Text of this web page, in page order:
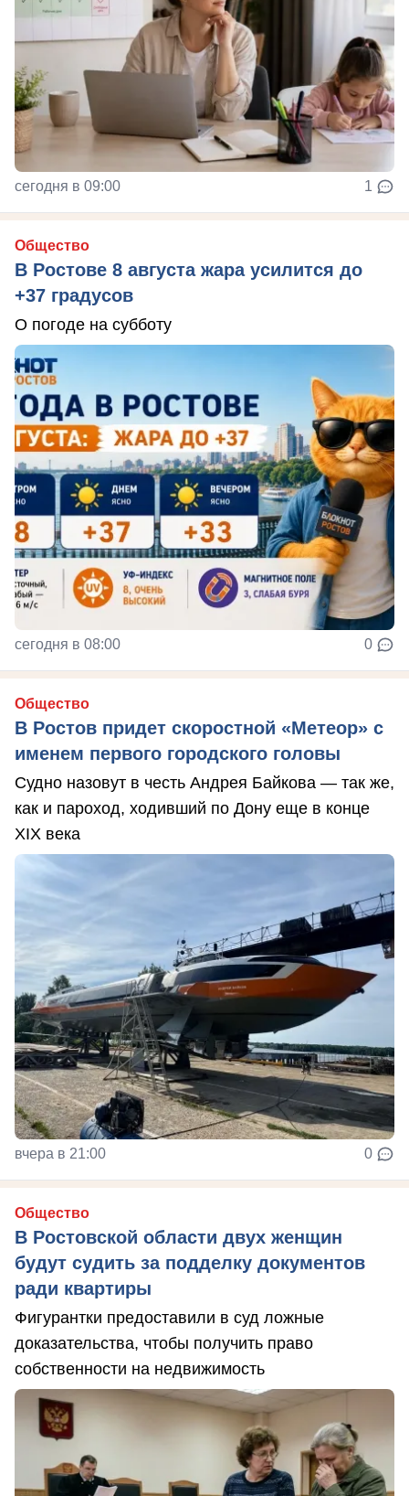
сегодня в 09:00 1
Общество
В Ростове 8 августа жара усилится до
+37 градусов
О погоде на субботу
сегодня в 08:00 0
Общество
В Ростов придет скоростной «Метеор» с
именем первого городского головы
Судно назовут в честь Андрея Байкова — так же,
как и пароход, ходивший по Дону еще в конце
XIX века
вчера в 21:00 0
Общество
В Ростовской области двух женщин
будут судить за подделку документов
ради квартиры
Фигурантки предоставили в суд ложные
доказательства, чтобы получить право
собственности на недвижимость